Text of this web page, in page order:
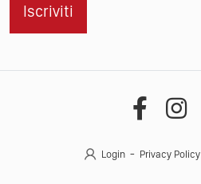
Iscriviti
Login Privacy Policy